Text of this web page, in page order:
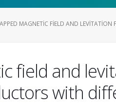
MAGNETIC FIELD AND LEVITATION
field and
with